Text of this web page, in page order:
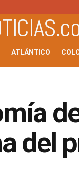
ATLÁNTICO
del